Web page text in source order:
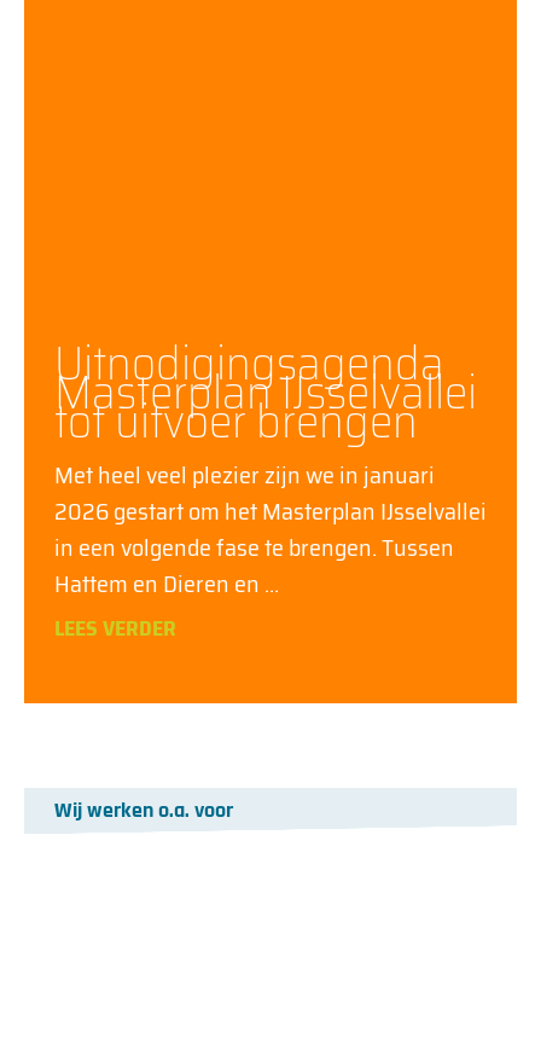
Uitnodigingsagenda
Masterplan IJsselvallei
tot uitvoer brengen
Met heel veel plezier zijn we in januari
2026 gestart om het Masterplan IJsselvallei
in een volgende fase te brengen. Tussen
Hattem en Dieren en
LEES VERDER
Wij werken o.a. voor